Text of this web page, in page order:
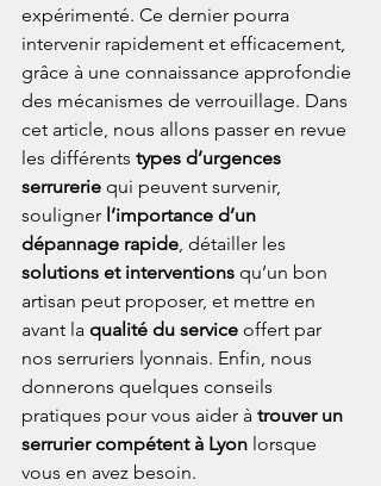
expérimenté. Ce dernier pourra
intervenir rapidement et efficacement,
grâce à une connaissance approfondie
des mécanismes de verrouillage. Dans
cet article, nous allons passer en revue
les différents types d’urgences
serrurerie qui peuvent survenir,
souligner l’importance d’un
dépannage rapide, détailler les
solutions et interventions qu’un bon
artisan peut proposer, et mettre en
avant la qualité du service offert par
nos serruriers lyonnais. Enfin, nous
donnerons quelques conseils
pratiques pour vous aider à trouver un
serrurier compétent à Lyon lorsque
vous en avez besoin.